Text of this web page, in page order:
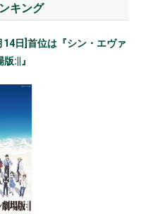
キング
日]首位は『シン・エヴァ
:||』